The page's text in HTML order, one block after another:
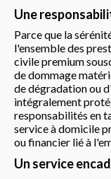
Une
Parce que la
l'ensemble des
civile premium
de dommage
de dégradation ou
intégralement
responsabilités en
service à domicile
ou financier lié à
Un service